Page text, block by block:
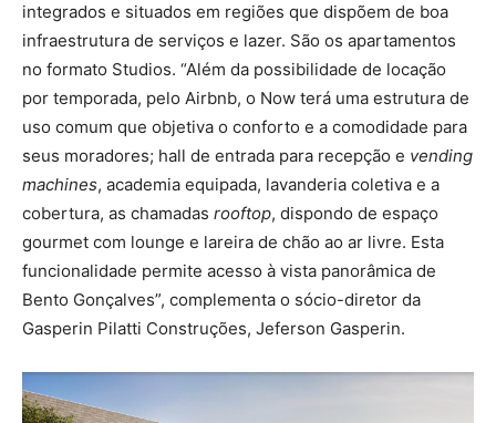
integrados e situados em regiões que dispõem de boa
infraestrutura de serviços e lazer. São os apartamentos
no formato Studios. “Além da possibilidade de locação
por temporada, pelo Airbnb, o Now terá uma estrutura de
uso comum que objetiva o conforto e a comodidade para
seus moradores; hall de entrada para recepção e vending
machines, academia equipada, lavanderia coletiva e a
cobertura, as chamadas rooftop, dispondo de espaço
gourmet com lounge e lareira de chão ao ar livre. Esta
funcionalidade permite acesso à vista panorâmica de
Bento Gonçalves”, complementa o sócio-diretor da
Gasperin Pilatti Construções, Jeferson Gasperin.